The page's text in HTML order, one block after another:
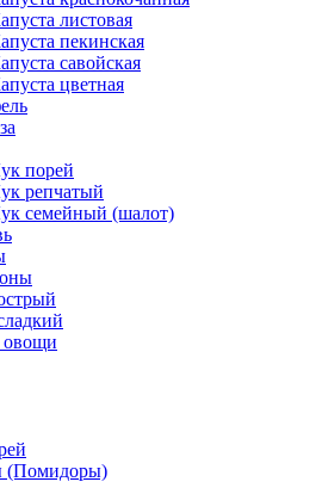
листовая
пекинская
савойская
цветная
порей
репчатый
семейный (шалот)
овощи
(Помидоры)